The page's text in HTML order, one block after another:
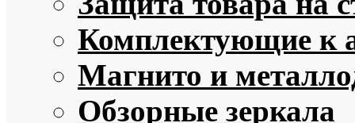
Комплектующие к
Магнито и
Обзорные зеркала